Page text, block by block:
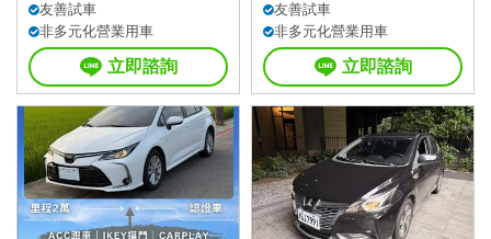
友善試車
非多元化營業用車
立即諮詢
友善試車
非多元化營業用車
立即諮詢